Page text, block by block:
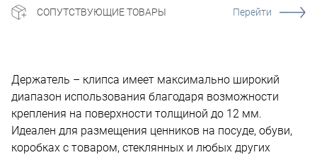
СОПУТСТВУЮЩИЕ ТОВАРЫ Перейти
Держатель – клипса имеет максимально широкий
диапазон использования благодаря возможности
крепления на поверхности толщиной до 12 мм.
Идеален для размещения ценников на посуде, обуви,
коробках с товаром, стеклянных и любых других